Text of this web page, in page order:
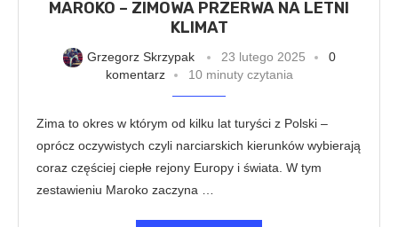
MAROKO – ZIMOWA PRZERWA NA LETNI
KLIMAT
Grzegorz Skrzypak 23 lutego 2025
0
komentarz
10 minuty czytania
Zima to okres w którym od kilku lat turyści z Polski –
oprócz oczywistych czyli narciarskich kierunków wybierają
coraz częściej ciepłe rejony Europy i świata. W tym
zestawieniu Maroko zaczyna …